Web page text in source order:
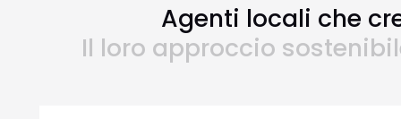
Agenti locali che
Il loro approccio